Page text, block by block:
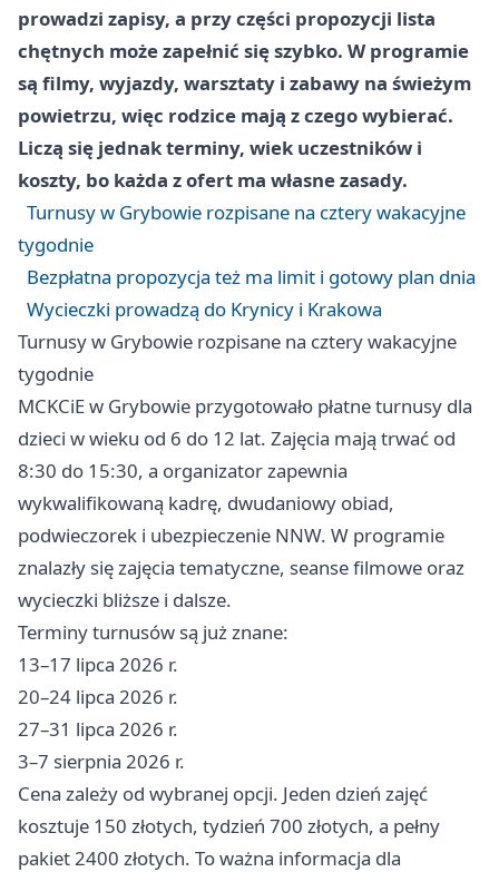
prowadzi zapisy, a przy części propozycji lista
chętnych może zapełnić się szybko. W programie
są filmy, wyjazdy, warsztaty i zabawy na świeżym
powietrzu, więc rodzice mają z czego wybierać.
Liczą się jednak terminy, wiek uczestników i
koszty, bo każda z ofert ma własne zasady.
Turnusy w Grybowie rozpisane na cztery wakacyjne
tygodnie
Bezpłatna propozycja też ma limit i gotowy plan dnia
Wycieczki prowadzą do Krynicy i Krakowa
Turnusy w Grybowie rozpisane na cztery wakacyjne
tygodnie
MCKCiE w Grybowie przygotowało płatne turnusy dla
dzieci w wieku od 6 do 12 lat. Zajęcia mają trwać od
8:30 do 15:30, a organizator zapewnia
wykwalifikowaną kadrę, dwudaniowy obiad,
podwieczorek i ubezpieczenie NNW. W programie
znalazły się zajęcia tematyczne, seanse filmowe oraz
wycieczki bliższe i dalsze.
Terminy turnusów są już znane:
13–17 lipca 2026 r.
20–24 lipca 2026 r.
27–31 lipca 2026 r.
3–7 sierpnia 2026 r.
Cena zależy od wybranej opcji. Jeden dzień zajęć
kosztuje 150 złotych, tydzień 700 złotych, a pełny
pakiet 2400 złotych. To ważna informacja dla